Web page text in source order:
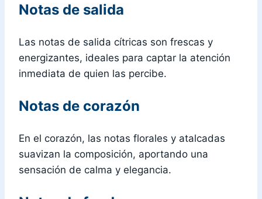
Notas de salida
Las notas de salida cítricas son frescas y
energizantes, ideales para captar la atención
inmediata de quien las percibe.
Notas de corazón
En el corazón, las notas florales y atalcadas
suavizan la composición, aportando una
sensación de calma y elegancia.